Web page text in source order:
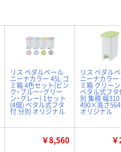
リス ペダルペール
ニーナカラー 45L ゴ
ミ箱 4色セット(ピン
ク・ブルー・グリー
ン・グレー) 1セット
(4個) ペタル式フタ
付 分別 オリジナル
リス ペダル
ニーナカラー
ミ箱 グリー
ペタル式フタ
別 集積 幅
490×高さ
オリジナル
￥8,560